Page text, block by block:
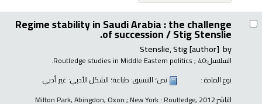
Regime stability in Saudi Arabia : the challenge
of succession /Stig Stenslie.
by
Stenslie, Stig[author]
السلاسل: Routledge studies in Middle Eastern politics; 40.
نوع المادة :
نص؛ التنسيق: طباعة؛ الشكل الأدبي: غير أدبي
الناشر:Milton Park, Abingdon, Oxon ; New York : Routledge, 2012